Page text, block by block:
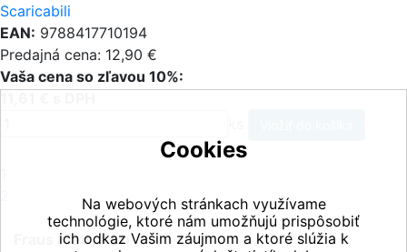
Scaricabili
EAN: 9788417710194
Predajná cena: 12,90 €
Vaša cena so zľavou 10%:
Fraus Klett, s.r.o.
Cookies
Na webových stránkach využívame
technológie, ktoré nám umožňujú prispôsobiť
ich odkaz Vašim záujmom a ktoré slúžia k